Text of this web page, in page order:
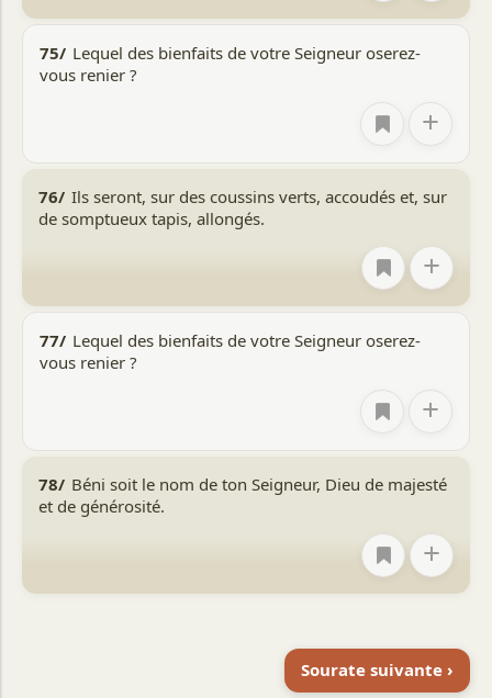
75/ Lequel des bienfaits de votre Seigneur oserez-
vous renier ?
+
76/ Ils seront, sur des coussins verts, accoudés et, sur
de somptueux tapis, allongés.
+
77/ Lequel des bienfaits de votre Seigneur oserez-
vous renier ?
+
78/ Béni soit le nom de ton Seigneur, Dieu de majesté
et de générosité.
+
Sourate suivante ›